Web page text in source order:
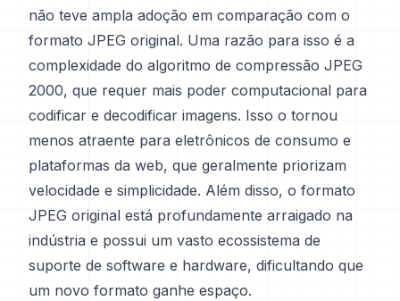
não teve ampla adoção em comparação com o
formato JPEG original. Uma razão para isso é a
complexidade do algoritmo de compressão JPEG
2000, que requer mais poder computacional para
codificar e decodificar imagens. Isso o tornou
menos atraente para eletrônicos de consumo e
plataformas da web, que geralmente priorizam
velocidade e simplicidade. Além disso, o formato
JPEG original está profundamente arraigado na
indústria e possui um vasto ecossistema de
suporte de software e hardware, dificultando que
um novo formato ganhe espaço.